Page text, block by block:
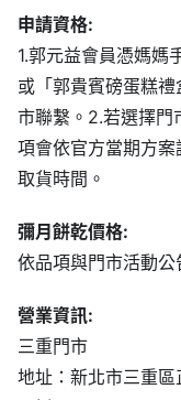
市聯繫。2.若選擇門
項會依官方當期方案
取貨時間。
彌月餅乾價格:
依品項與門市活動
三重門市
地址：新北市三重
電話：02-
板橋門市
地址：新北市板橋